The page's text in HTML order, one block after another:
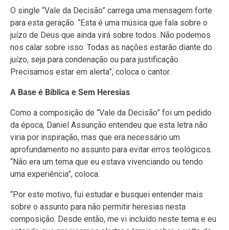
O single “Vale da Decisão” carrega uma mensagem forte
para esta geração. “Esta é uma música que fala sobre o
juízo de Deus que ainda virá sobre todos. Não podemos
nos calar sobre isso. Todas as nações estarão diante do
juízo, seja para condenação ou para justificação.
Precisamos estar em alerta”, coloca o cantor.
A Base é Bíblica e Sem Heresias
Como a composição de “Vale da Decisão” foi um pedido
da época, Daniel Assunção entendeu que esta letra não
viria por inspiração, mas que era necessário um
aprofundamento no assunto para evitar erros teológicos.
“Não era um tema que eu estava vivenciando ou tendo
uma experiência”, coloca.
“Por este motivo, fui estudar e busquei entender mais
sobre o assunto para não permitir heresias nesta
composição. Desde então, me vi incluído neste tema e eu